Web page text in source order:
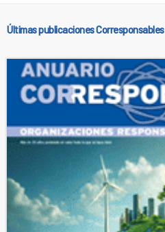
Últimas publicaciones Corresponsables